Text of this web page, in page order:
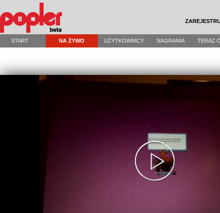
START NA ŻYWO UŻYTKOWNICY NAGRANIA TERAZ